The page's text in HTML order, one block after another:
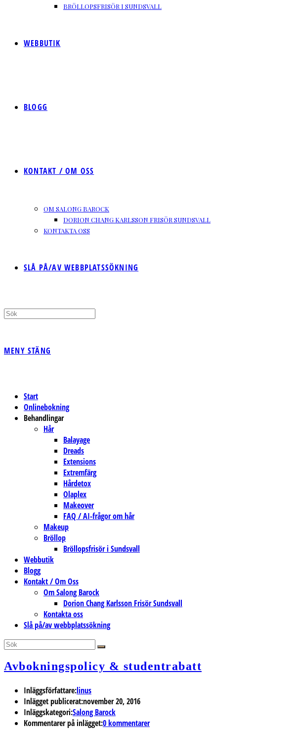
BRÖLLOPSFRISÖR I SUNDSVALL
WEBBUTIK
BLOGG
KONTAKT / OM OSS
OM SALONG BAROCK
DORION CHANG KARLSSON FRISÖR SUNDSVALL
KONTAKTA OSS
SLÅ PÅ/AV WEBBPLATSSÖKNING
MENY STÄNG
Start
Onlinebokning
Behandlingar
Hår
Balayage
Dreads
Extensions
Extremfärg
Hårdetox
Olaplex
Makeover
FAQ / AI-frågor om hår
Makeup
Bröllop
Bröllopsfrisör i Sundsvall
Webbutik
Blogg
Kontakt / Om Oss
Om Salong Barock
Dorion Chang Karlsson Frisör Sundsvall
Kontakta oss
Slå på/av webbplatssökning
Avbokningspolicy & studentrabatt
Inläggsförfattare:linus
Inlägget publicerat:november 20, 2016
Inläggskategori:Salong Barock
Kommentarer på inlägget:0 kommentarer